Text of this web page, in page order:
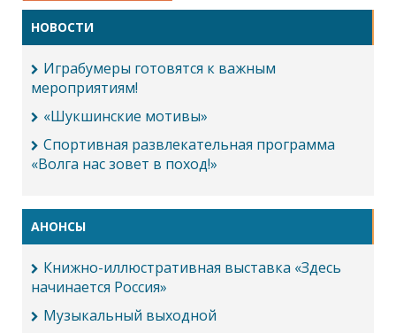
НОВОСТИ
Играбумеры готовятся к важным
мероприятиям!
«Шукшинские мотивы»
Спортивная развлекательная программа
«Волга нас зовет в поход!»
АНОНСЫ
Книжно-иллюстративная выставка «Здесь
начинается Россия»
Музыкальный выходной